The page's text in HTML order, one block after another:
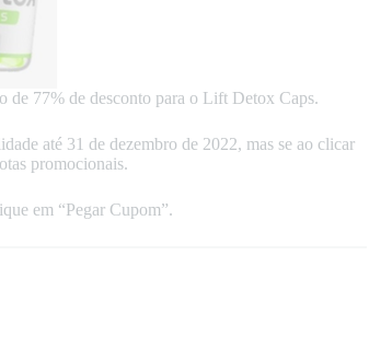
de 77% de desconto para o Lift Detox Caps.
até 31 de dezembro de 2022, mas se ao clicar
promocionais.
em “Pegar Cupom”.